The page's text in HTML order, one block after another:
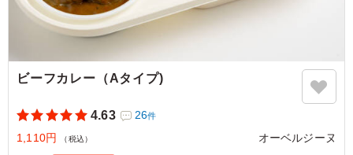
ビーフカレー（Aタイプ)
4.63 26件
1,110円 （税込） オーベルジーヌ